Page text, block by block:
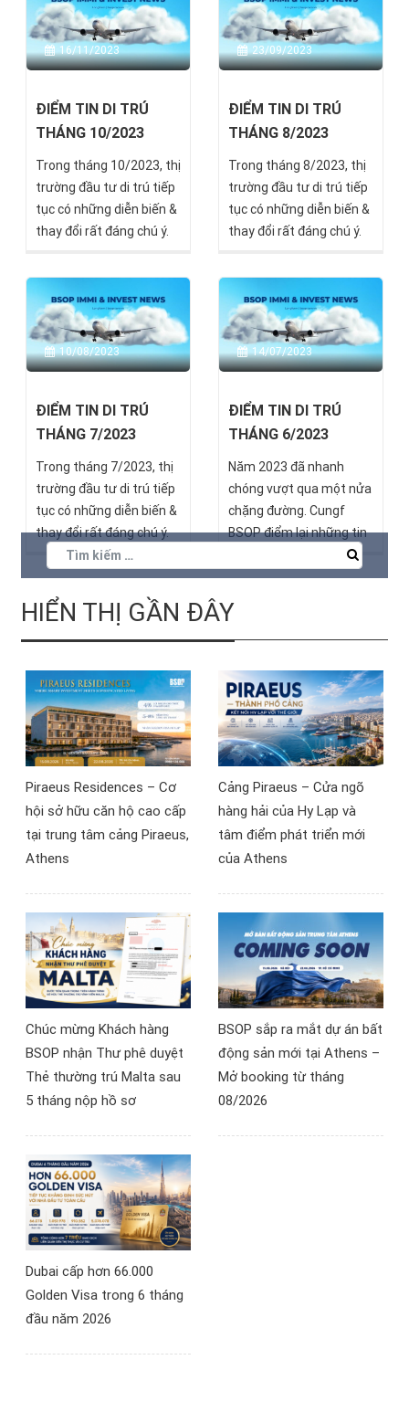
16/11/2023
ĐIỂM TIN DI TRÚ
THÁNG 10/2023
Trong tháng 10/2023, thị
trường đầu tư di trú tiếp
tục có những diễn biến &
thay đổi rất đáng chú ý.
23/09/2023
ĐIỂM TIN DI TRÚ
THÁNG 8/2023
Trong tháng 8/2023, thị
trường đầu tư di trú tiếp
tục có những diễn biến &
thay đổi rất đáng chú ý.
10/08/2023
ĐIỂM TIN DI TRÚ
THÁNG 7/2023
Trong tháng 7/2023, thị
trường đầu tư di trú tiếp
tục có những diễn biến &
thay đổi rất đáng chú ý.
Hãy cùng BSOP cập nhật!
14/07/2023
ĐIỂM TIN DI TRÚ
THÁNG 6/2023
Năm 2023 đã nhanh
chóng vượt qua một nửa
chặng đường. Cungf
BSOP điểm lại những tin
tức nổi bật nhất trong 30
ngày qua!
HIỂN THỊ GẦN ĐÂY
Piraeus Residences – Cơ
hội sở hữu căn hộ cao cấp
tại trung tâm cảng Piraeus,
Athens
Cảng Piraeus – Cửa ngõ
hàng hải của Hy Lạp và
tâm điểm phát triển mới
của Athens
Chúc mừng Khách hàng
BSOP nhận Thư phê duyệt
Thẻ thường trú Malta sau
5 tháng nộp hồ sơ
BSOP sắp ra mắt dự án bất
động sản mới tại Athens –
Mở booking từ tháng
08/2026
Dubai cấp hơn 66.000
Golden Visa trong 6 tháng
đầu năm 2026